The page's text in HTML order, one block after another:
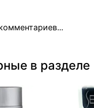
в разделе